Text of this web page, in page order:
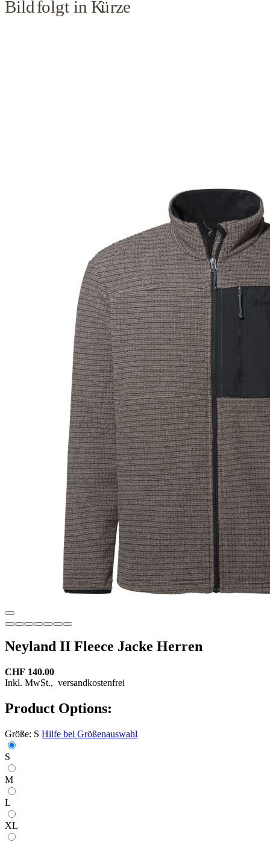
Neyland II Fleece Jacke Herren
CHF 140.00
Inkl. MwSt., versandkostenfrei
Product Options:
Größe: S Hilfe bei Größenauswahl
S
M
L
XL